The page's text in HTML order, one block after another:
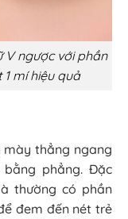
ngược với phần
mí hiệu quả
thẳng ngang
phẳng. Đặc
thường có phần
đem đến nét trẻ